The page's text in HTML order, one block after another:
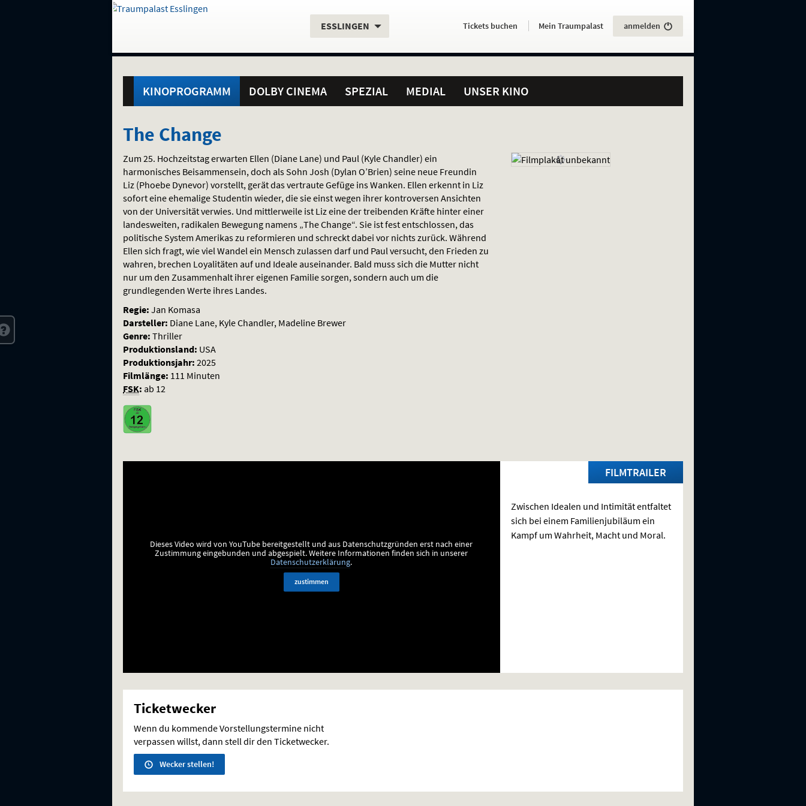
direkt
Inhalt
Menü
und
Gehe
Standortauswahl
Aktueller
ESSLINGEN Servicefunktionen
Aktuelles
HierTickets buchen . Mein Traumpalast anmelden
KINOPROGRAMM DOLBY CINEMA SPEZIAL MEDIAL UNSER KINO
The
Change
The Change
Zum 25. Hochzeitstag erwarten Ellen (Diane Lane) und Paul (Kyle Chandler) ein
harmonisches Beisammensein, doch als Sohn Josh (Dylan O’Brien) seine neue Freundin
Liz (Phoebe Dynevor) vorstellt, gerät das vertraute Gefüge ins Wanken. Ellen erkennt in Liz
sofort eine ehemalige Studentin wieder, die sie einst wegen ihrer kontroversen Ansichten
von der Universität verwies. Und mittlerweile ist Liz eine der treibenden Kräfte hinter einer
landesweiten, radikalen Bewegung namens „The Change“. Sie ist fest entschlossen, das
politische System Amerikas zu reformieren und schreckt dabei vor nichts zurück. Während
Ellen sich fragt, wie viel Wandel ein Mensch zulassen darf und Paul versucht, den Frieden zu
wahren, brechen Loyalitäten auf und Ideale auseinander. Bald muss sich die Mutter nicht
nur um den Zusammenhalt ihrer eigenen Familie sorgen, sondern auch um die
grundlegenden Werte ihres Landes.
Regie: Jan Komasa
Darsteller: Diane Lane, Kyle Chandler, Madeline Brewer
Genre: Thriller
Produktionsland: USA
Produktionsjahr: 2025
Filmlänge: 111 Minuten
FSK: ab 12
FILMTRAILER
Dieses Video wird von YouTube bereitgestellt und aus Datenschutzgründen erst nach einer
Zustimmung eingebunden und abgespielt.Weitere Informationen finden sich in unserer
Datenschutzerklärung.
zustimmen
Zwischen Idealen und Intimität entfaltet
sich bei einem Familienjubiläum ein
Kampf um Wahrheit, Macht und Moral.
Ticketwecker
Wenn du kommende Vorstellungstermine nicht
verpassen willst, dann stell dir den Ticketwecker.
Wecker stellen!